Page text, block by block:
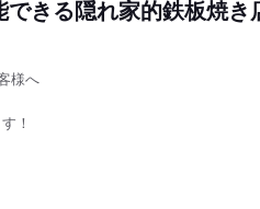
きる隠れ家的鉄板焼
様へ
！